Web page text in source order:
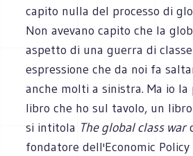
capito nulla del processo di
Non avevano capito che la
aspetto di una guerra di
espressione che da noi fa
anche molti a sinistra. Ma io la
libro che ho sul tavolo, un
si intitola The global class war
fondatore dell'Economic